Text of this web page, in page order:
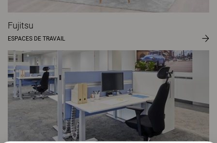
Fujitsu
ESPACES DE TRAVAIL